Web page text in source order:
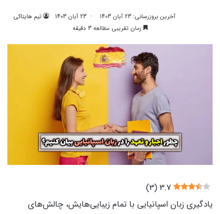
تیم هایتاکی 23 آبان 1403
آخرین بروزرسانی: 23 آبان 1403
زمان تقریبی مطالعه 3 دقیقه
3.7
(
3
)
یادگیری زبان اسپانیایی با تمام زیبایی‌هایش، چالش‌های